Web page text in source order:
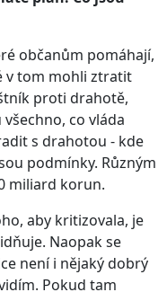
občanům pomáhají,
v tom mohli ztratit
proti drahotě,
co vláda
s drahotou - kde
podmínky. Různým
miliard korun.
aby kritizovala, je
Naopak se
není i nějaký dobrý
Pokud tam